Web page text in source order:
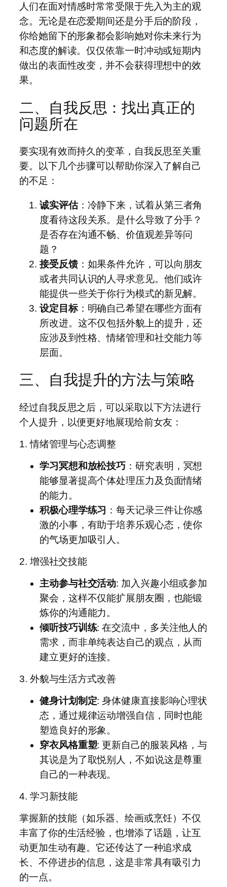
人们在面对情感时常常受限于先入为主的观
念。无论是在恋爱期间还是分手后的阶段，
你给她留下的形象都会影响她对你未来行为
和态度的解读。仅仅依靠一时冲动或短期内
做出的表面性改变，并不会获得理想中的效
果。
二、自我反思：找出真正的
问题所在
要实现有效而持久的变革，自我反思至关重
要。以下几个步骤可以帮助你深入了解自己
的不足：
诚实评估：冷静下来，试着从第三者角
度看待这段关系。是什么导致了分手？
是否存在沟通不畅、价值观差异等问
题？
接受反馈：如果条件允许，可以向朋友
或者共同认识的人寻求意见。他们或许
能提供一些关于你行为模式的新见解。
设定目标：明确自己希望在哪些方面有
所改进。这不仅包括外貌上的提升，还
应涉及到性格、情绪管理和社交能力等
层面。
三、自我提升的方法与策略
经过自我反思之后，可以采取以下方法进行
个人提升，以便更好地展现给前女友：
1. 情绪管理与心态调整
学习冥想和放松技巧 ：研究表明，冥想
能够显著提高个体处理压力及负面情绪
的能力。
积极心理学练习 ：每天记录三件让你感
激的小事，有助于培养乐观心态，使你
的气场更加吸引人。
2. 增强社交技能
主动参与社交活动: 加入兴趣小组或参加
聚会，这样不仅能扩展朋友圈，也能锻
炼你的沟通能力。
倾听技巧训练: 在交流中，多关注他人的
需求，而非单纯表达自己的观点，从而
建立更好的连接。
3. 外貌与生活方式改善
健身计划制定: 身体健康直接影响心理状
态，通过规律运动增强自信，同时也能
塑造良好的形象。
穿衣风格重塑: 更新自己的服装风格，与
其说是为了取悦别人，不如说这是尊重
自己的一种表现。
4. 学习新技能
掌握新的技能（如乐器、绘画或烹饪）不仅
丰富了你的生活经验，也增添了话题，让互
动更加生动有趣。它还传达了一种追求成
长、不停进步的信息，这是非常具有吸引力
的一点。